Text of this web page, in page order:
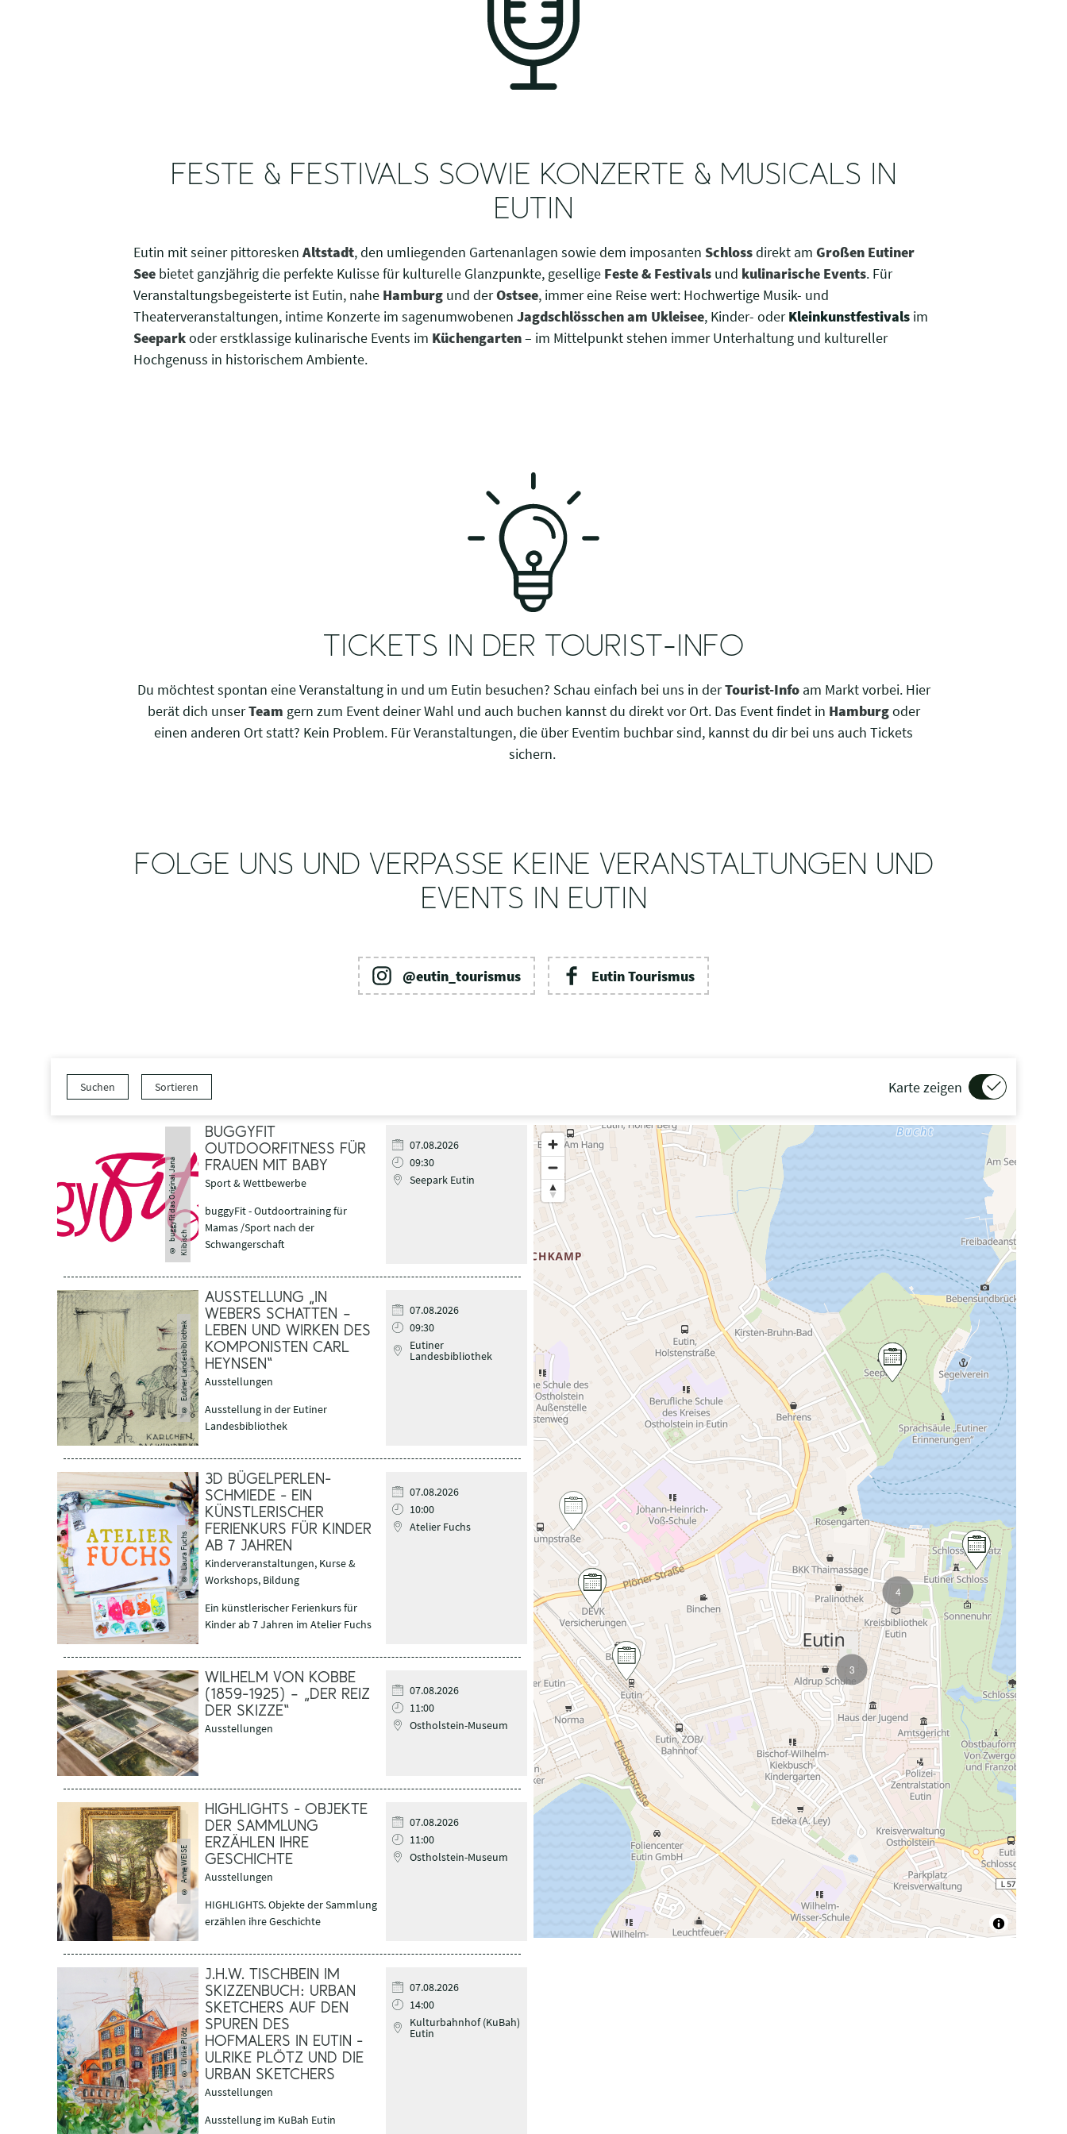
FESTE & FESTIVALS SOWIE KONZERTE & MUSICALS IN
EUTIN
Eutin mit seiner pittoresken Altstadt, den umliegenden Gartenanlagen sowie dem imposanten Schlossdirekt am Großen Eutiner
See bietet ganzjährig die perfekte Kulisse für kulturelle Glanzpunkte, gesellige Feste & Festivals und kulinarische Events. Für
Veranstaltungsbegeisterte ist Eutin, nahe Hamburg und derOstsee, immer eine Reise wert: Hochwertige Musik- und
Theaterveranstaltungen, intime Konzerte im sagenumwobenen Jagdschlösschen am Ukleisee, Kinder- oderKleinkunstfestivals im
Seeparkoder erstklassige kulinarische Events im Küchengarten– im Mittelpunkt stehen immer Unterhaltung und kultureller
Hochgenuss in historischem Ambiente.
TICKETS IN DER TOURIST-INFO
Du möchtest spontan eine Veranstaltung in und um Eutin besuchen? Schau einfach bei uns in derTourist-Info am Markt vorbei. Hier
berät dich unserTeam gern zum Event deiner Wahl und auch buchen kannst du direkt vor Ort. Das Event findet in Hamburgoder
einen anderen Ort statt? Kein Problem. Für Veranstaltungen, die über Eventim buchbar sind, kannst du dir bei uns auch Tickets
sichern.
FOLGE UNS UND VERPASSE KEINE VERANSTALTUNGEN UND
EVENTS IN EUTIN
@eutin_tourismus Eutin Tourismus
Suchen Sortieren Karte zeigen
©
b
u
g
g
y
fi
t
d
a
s
O
ri
gi
n
a
l
J
a
n
a
K
li
bi
s
c
h
BUGGYFIT
OUTDOORFITNESS FÜR
FRAUEN MIT BABY
Sport & Wettbewerbe
buggyFit - Outdoortraining für
Mamas /Sport nach der
Schwangerschaft
07.08.2026
09:30
Seepark Eutin
©
Eutiner Landesbibliothek
AUSSTELLUNG „IN
WEBERS SCHATTEN –
LEBEN UND WIRKEN DES
KOMPONISTEN CARL
HEYNSEN“
Ausstellungen
Ausstellung in der Eutiner
Landesbibliothek
07.08.2026
09:30
Eutiner
Landesbibliothek
©
Laura Fuchs
3D BÜGELPERLEN-
SCHMIEDE - EIN
KÜNSTLERISCHER
FERIENKURS FÜR KINDER
AB 7 JAHREN
Kinderveranstaltungen, Kurse &
Workshops, Bildung
Ein künstlerischer Ferienkurs für
Kinder ab 7 Jahren im Atelier Fuchs
07.08.2026
10:00
Atelier Fuchs
WILHELM VON KOBBE
(1859-1925) – „DER REIZ
DER SKIZZE“
Ausstellungen
07.08.2026
11:00
Ostholstein-Museum
© Anne WEISE
HIGHLIGHTS - OBJEKTE
DER SAMMLUNG
ERZÄHLEN IHRE
GESCHICHTE
Ausstellungen
HIGHLIGHTS. Objekte der Sammlung
erzählen ihre Geschichte
07.08.2026
11:00
Ostholstein-Museum
©
Ulrike Plötz
J.H.W. TISCHBEIN IM
SKIZZENBUCH: URBAN
SKETCHERS AUF DEN
SPUREN DES
HOFMALERS IN EUTIN -
ULRIKE PLÖTZ UND DIE
URBAN SKETCHERS
Ausstellungen
Ausstellung im KuBah Eutin
07.08.2026
14:00
Kulturbahnhof (KuBah)
Eutin
Karte wird geladen...
4
3
Halten Sie die Taste „STRG“ gedrückt beim Scrollen, um in der Karte
zu vergrößern.